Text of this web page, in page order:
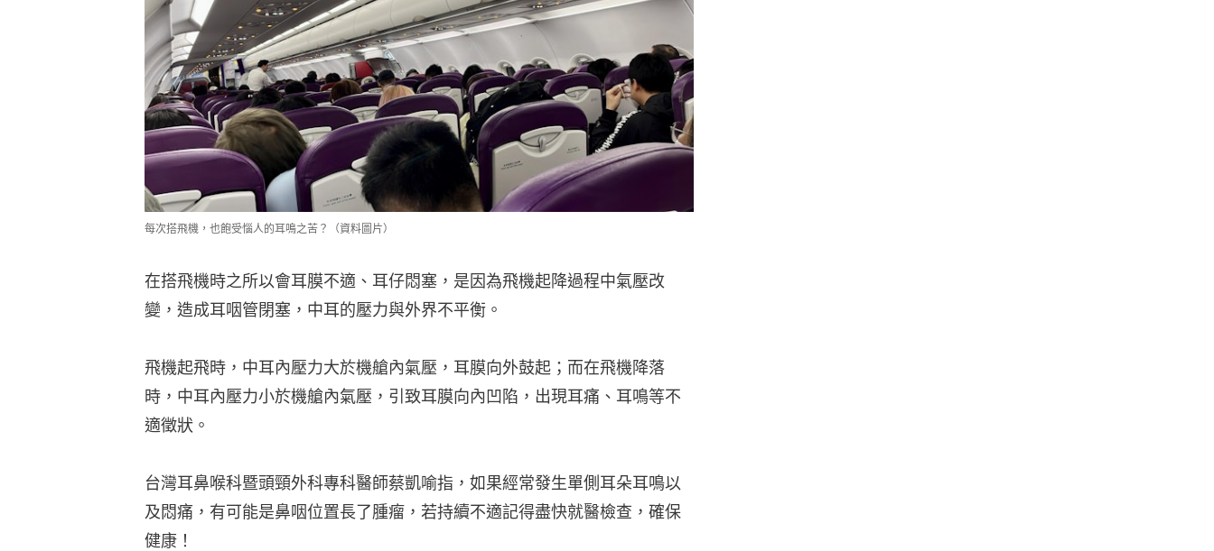
每次搭飛機，也飽受惱人的耳鳴之苦？（資料圖片）
在搭飛機時之所以會耳膜不適、耳仔悶塞，是因為飛機起降過程中氣壓改
變，造成耳咽管閉塞，中耳的壓力與外界不平衡。
飛機起飛時，中耳內壓力大於機艙內氣壓，耳膜向外鼓起；而在飛機降落
時，中耳內壓力小於機艙內氣壓，引致耳膜向內凹陷，出現耳痛、耳鳴等不
適徵狀。
台灣耳鼻喉科暨頭頸外科專科醫師蔡凱喻指，如果經常發生單側耳朵耳鳴以
及悶痛，有可能是鼻咽位置長了腫瘤，若持續不適記得盡快就醫檢查，確保
健康！